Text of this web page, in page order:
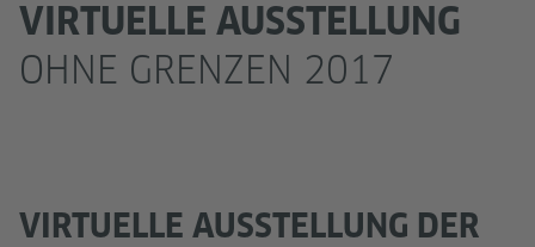
VIRTUELLE AUSSTELLUNG
OHNE GRENZEN 2017
VIRTUELLE AUSSTELLUNG DER